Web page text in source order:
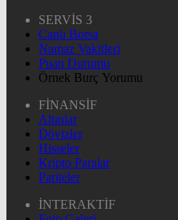
SERVİS 3
Canlı Borsa
Namaz Vakitleri
Puan Durumu
Örnek Burç Yorumu
FİNANSİF
Altınlar
Dövizler
Hisseler
Kripto Paralar
Pariteler
İNTERAKTİF